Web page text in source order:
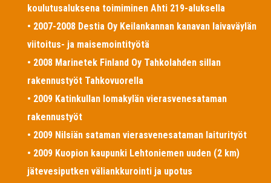
koulutusaluksena toimiminen Ahti 219-aluksella
• 2007-2008 Destia Oy Keilankannan kanavan laivaväylän
viitoitus- ja maisemointityötä
• 2008 Marinetek Finland Oy Tahkolahden sillan
rakennustyöt Tahkovuorella
• 2009 Katinkullan lomakylän vierasvenesataman
rakennustyöt
• 2009 Nilsiän sataman vierasvenesataman laiturityöt
• 2009 Kuopion kaupunki Lehtoniemen uuden (2 km)
jätevesiputken väliankkurointi ja upotus